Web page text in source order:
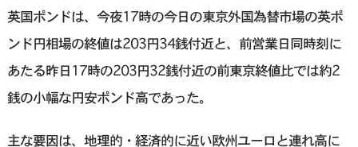
英国ポンドは、今夜17時の今日の東京外国為替市場の英ポ
ンド円相場の終値は203円34銭付近と、前営業日同時刻に
あたる昨日17時の203円32銭付近の前東京終値比では約2
銭の小幅な円安ポンド高であった。
主な要因は、地理的・経済的に近い欧州ユーロと連れ高に